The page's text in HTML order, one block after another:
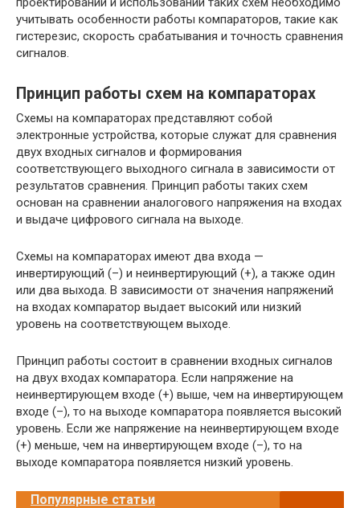
учитывать особенности работы компараторов, такие как
гистерезис, скорость срабатывания и точность сравнения
сигналов.
Принцип работы схем на компараторах
Схемы на компараторах представляют собой
электронные устройства, которые служат для сравнения
двух входных сигналов и формирования
соответствующего выходного сигнала в зависимости от
результатов сравнения. Принцип работы таких схем
основан на сравнении аналогового напряжения на входах
и выдаче цифрового сигнала на выходе.
Схемы на компараторах имеют два входа —
инвертирующий (–) и неинвертирующий (+), а также один
или два выхода. В зависимости от значения напряжений
на входах компаратор выдает высокий или низкий
уровень на соответствующем выходе.
Принцип работы состоит в сравнении входных сигналов
на двух входах компаратора. Если напряжение на
неинвертирующем входе (+) выше, чем на инвертирующем
входе (–), то на выходе компаратора появляется высокий
уровень. Если же напряжение на неинвертирующем входе
(+) меньше, чем на инвертирующем входе (–), то на
выходе компаратора появляется низкий уровень.
Популярные статьи